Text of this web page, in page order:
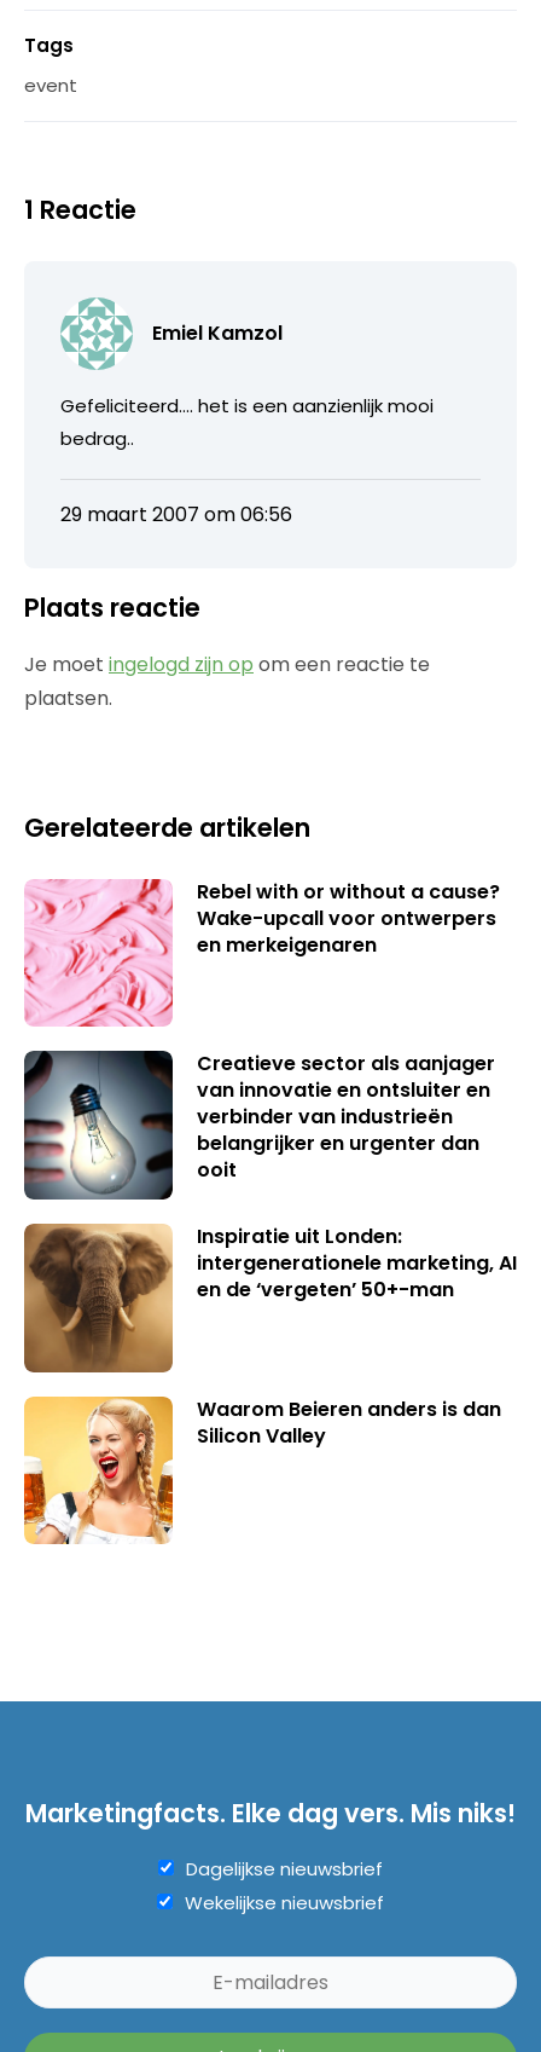
Tags
event
1 Reactie
Emiel Kamzol
Gefeliciteerd…. het is een aanzienlijk mooi
bedrag..
29 maart 2007 om 06:56
Plaats reactie
Je moet ingelogd zijn op om een reactie te
plaatsen.
Gerelateerde artikelen
Rebel with or without a cause?
Wake-upcall voor ontwerpers
en merkeigenaren
Creatieve sector als aanjager
van innovatie en ontsluiter en
verbinder van industrieën
belangrijker en urgenter dan
ooit
Inspiratie uit Londen:
intergenerationele marketing, AI
en de ‘vergeten’ 50+-man
Waarom Beieren anders is dan
Silicon Valley
Marketingfacts. Elke dag vers. Mis niks!
Dagelijkse nieuwsbrief
Wekelijkse nieuwsbrief